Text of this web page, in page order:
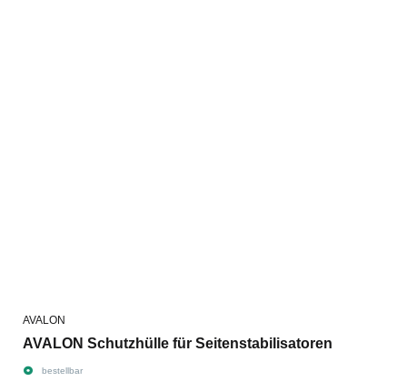
AVALON
AVALON Schutzhülle für Seitenstabilisatoren
bestellbar